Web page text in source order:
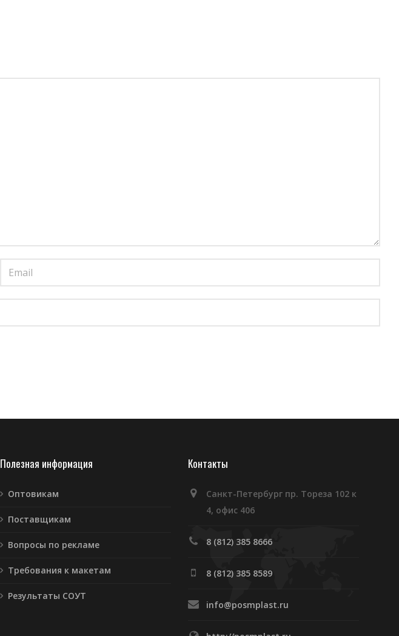
Полезная информация
Оптовикам
Поставщикам
Вопросы по рекламе
Требования к макетам
Результаты СОУТ
Контакты
Санкт-Петербург пр. Тореза 102 к
4, офис 406
8 (812) 385 8666
8 (812) 385 8589
info@posmplast.ru